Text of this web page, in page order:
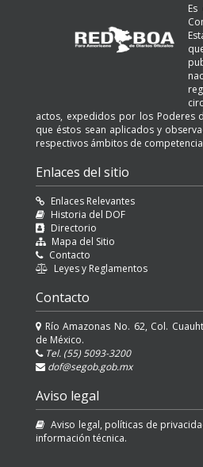
actos, expedidos por los Poderes
que éstos sean aplicados y
respectivos ámbitos de
Enlaces del sitio
Enlaces Relevantes
Historia del DOF
Directorio
Mapa del Sitio
Contacto
Leyes y Reglamentos
Contacto
Río Amazonas No. 62, Col.
de México.
Tel. (55) 5093-3200
dof@segob.gob.mx
Aviso legal
Aviso legal, políticas de
información técnica.